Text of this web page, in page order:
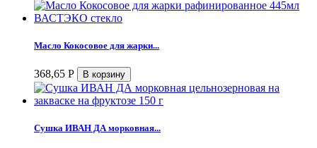
Масло Кокосовое для жарки...
368,65 Р
Сушка ИВАН ДА морковная...